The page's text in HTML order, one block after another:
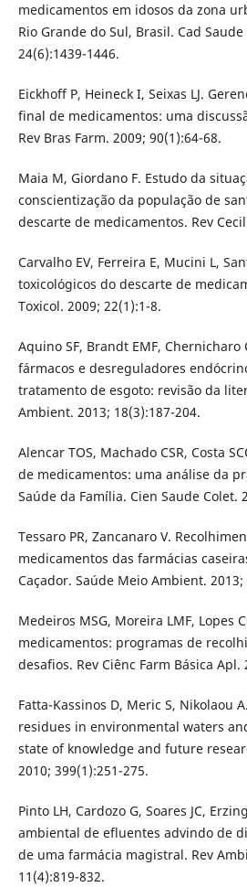
medicamentos em idosos da zona
Rio Grande do Sul, Brasil. Cad
24(6):1439-1446.
Eickhoff P, Heineck I, Seixas LJ.
final de medicamentos: uma
Rev Bras Farm. 2009; 90(1):64-68.
Maia M, Giordano F. Estudo da
conscientização da população de
descarte de medicamentos. Rev
Carvalho EV, Ferreira E, Mucini L,
toxicológicos do descarte de
Toxicol. 2009; 22(1):1-8.
Aquino SF, Brandt EMF, Chernicharo
fármacos e desreguladores
tratamento de esgoto: revisão da
Ambient. 2013; 18(3):187-204.
Alencar TOS, Machado CSR, Costa
de medicamentos: uma análise da
Saúde da Família. Cien Saude Colet.
Tessaro PR, Zancanaro V.
medicamentos das farmácias
Caçador. Saúde Meio Ambient. 2013;
Medeiros MSG, Moreira LMF, Lopes
medicamentos: programas de
desafios. Rev Ciênc Farm Básica Apl.
Fatta-Kassinos D, Meric S, Nikolaou
residues in environmental waters
state of knowledge and future
2010; 399(1):251-275.
Pinto LH, Cardozo G, Soares JC,
ambiental de efluentes advindo de
de uma farmácia magistral. Rev
11(4):819-832.